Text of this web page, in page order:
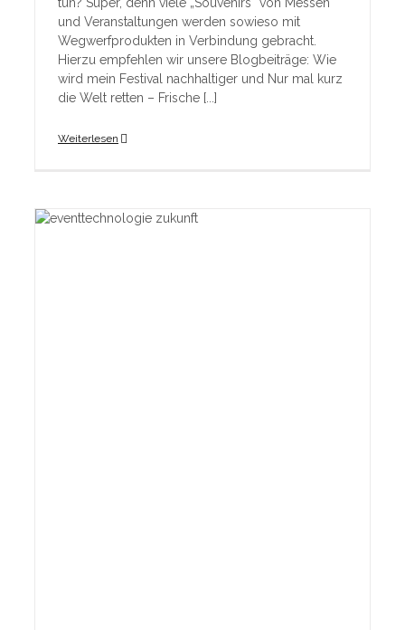
tun? Super, denn viele „Souvenirs“ von Messen
und Veranstaltungen werden sowieso mit
Wegwerfprodukten in Verbindung gebracht.
Hierzu empfehlen wir unsere Blogbeiträge: Wie
wird mein Festival nachhaltiger und Nur mal kurz
die Welt retten – Frische [...]
Weiterlesen